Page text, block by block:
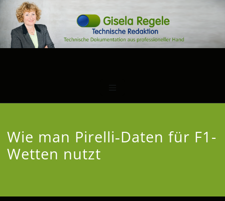
Wie man Pirelli‑Daten für F1-
Wetten nutzt